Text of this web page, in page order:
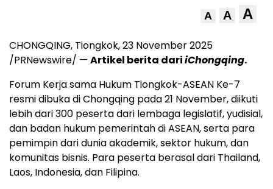
A A A
CHONGQING, Tiongkok,23 November 2025
/PRNewswire/ — Artikel berita dariiChongqing.
Forum Kerja sama Hukum Tiongkok-ASEAN Ke-7
resmi dibuka diChongqing pada 21 November, diikuti
lebih dari 300 peserta dari lembaga legislatif, yudisial,
dan badan hukum pemerintah di ASEAN, serta para
pemimpin dari dunia akademik, sektor hukum, dan
komunitas bisnis. Para peserta berasal dari Thailand,
Laos, Indonesia, dan Filipina.